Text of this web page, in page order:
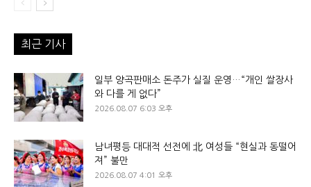
최근 기사
일부 양곡판매소 돈주가 실질 운영…“개인 쌀장사
와 다를 게 없다”
2026.08.07 6:03 오후
남녀평등 대대적 선전에 北 여성들 “현실과 동떨어
져” 불만
2026.08.07 4:01 오후